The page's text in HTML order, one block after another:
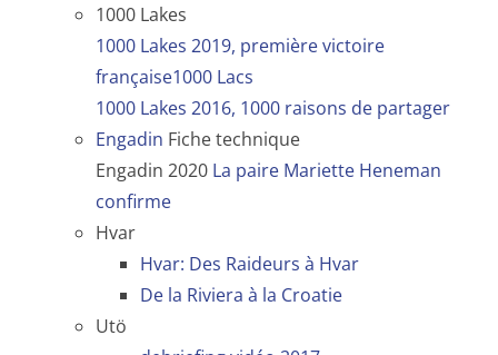
1000 Lakes
1000 Lakes 2019, première victoire
française1000 Lacs
1000 Lakes 2016, 1000 raisons de partager
Engadin Fiche technique
Engadin 2020 La paire Mariette Heneman
confirme
Hvar
Hvar: Des Raideurs à Hvar
De la Riviera à la Croatie
Utö